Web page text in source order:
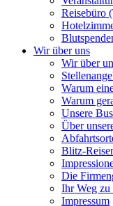
Reisebüro
Wir über uns
Wir über
Warum
Warum
Unsere
Über
Blitz-
Die
Ihr Weg zu
Impressum